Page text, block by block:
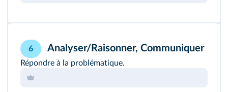
6 Analyser/Raisonner, Communiquer
Répondre à la problématique.